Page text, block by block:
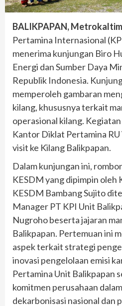
BALIKPAPAN,
Pertamina Internasional
menerima kunjungan Biro
Energi dan Sumber Daya
Republik Indonesia.
memperoleh gambaran
kilang, khususnya terkait
operasional kilang.
Kantor Diklat Pertamina
visit ke Kilang Balikpapan.
Dalam kunjungan ini,
KESDM yang dipimpin oleh
KESDM Bambang Sujito
Manager PT KPI Unit
Nugroho beserta jajaran
Balikpapan. Pertemuan ini
aspek terkait strategi
inovasi pengelolaan emisi
Pertamina Unit Balikpapan
komitmen perusahaan
dekarbonisasi nasional dan